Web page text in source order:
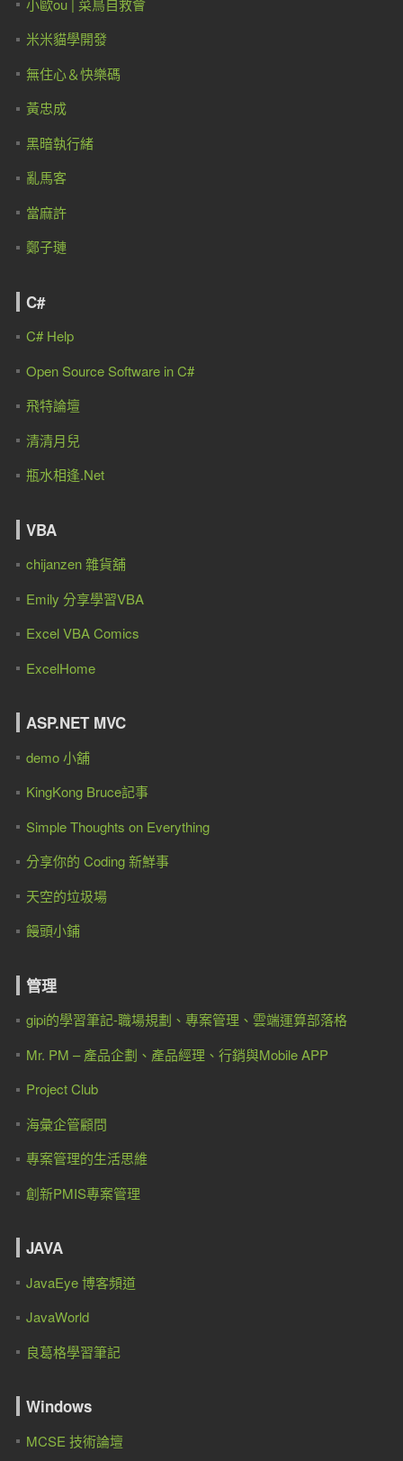
小歐ou | 菜鳥自救會
米米貓學開發
無住心＆快樂碼
黃忠成
黑暗執行緒
亂馬客
當麻許
鄭子璉
C#
C# Help
Open Source Software in C#
飛特論壇
清清月兒
瓶水相逢.Net
VBA
chijanzen 雜貨舖
Emily 分享學習VBA
Excel VBA Comics
ExcelHome
ASP.NET MVC
demo 小舖
KingKong Bruce記事
Simple Thoughts on Everything
分享你的 Coding 新鮮事
天空的垃圾場
饅頭小鋪
管理
gipi的學習筆記-職場規劃、專案管理、雲端運算部落格
Mr. PM – 產品企劃、產品經理、行銷與Mobile APP
Project Club
海彙企管顧問
專案管理的生活思維
創新PMIS專案管理
JAVA
JavaEye 博客頻道
JavaWorld
良葛格學習筆記
Windows
MCSE 技術論壇